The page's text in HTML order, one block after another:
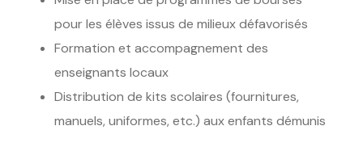
pour les élèves issus de milieux défavorisés
Formation et accompagnement des
enseignants locaux
Distribution de kits scolaires (fournitures,
manuels, uniformes, etc.) aux enfants démunis